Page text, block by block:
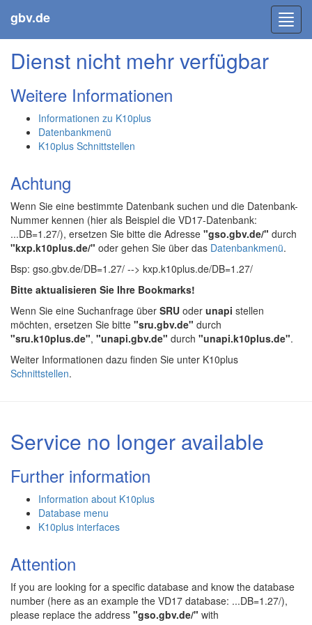
gbv.de
Dienst nicht mehr verfügbar
Weitere Informationen
Informationen zu K10plus
Datenbankmenü
K10plus Schnittstellen
Achtung
Wenn Sie eine bestimmte Datenbank suchen und die Datenbank-
Nummer kennen (hier als Beispiel die VD17-Datenbank:
...DB=1.27/), ersetzen Sie bitte die Adresse "gso.gbv.de/" durch
"kxp.k10plus.de/" oder gehen Sie über das Datenbankmenü.
Bsp: gso.gbv.de/DB=1.27/ --> kxp.k10plus.de/DB=1.27/
Bitte aktualisieren Sie Ihre Bookmarks!
Wenn Sie eine Suchanfrage über SRU oder unapi stellen
möchten, ersetzen Sie bitte "sru.gbv.de" durch
"sru.k10plus.de", "unapi.gbv.de" durch "unapi.k10plus.de".
Weiter Informationen dazu finden Sie unter K10plus
Schnittstellen.
Service no longer available
Further information
Information about K10plus
Database menu
K10plus interfaces
Attention
If you are looking for a specific database and know the database
number (here as an example the VD17 database: ...DB=1.27/),
please replace the address "gso.gbv.de/" with